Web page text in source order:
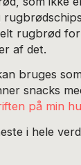
rugbrød
af det.
bruges
snacks
på min
i hele